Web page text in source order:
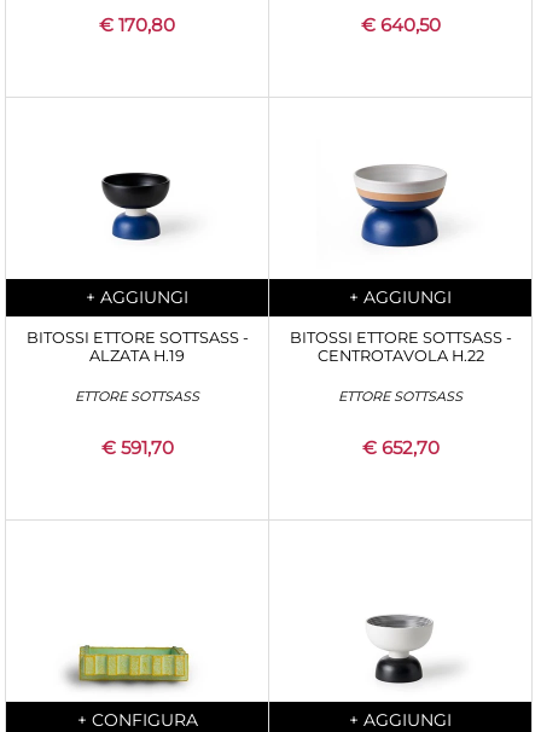
€ 170,80 € 640,50
Quantità
+ AGGIUNGI
BITOSSI ETTORE SOTTSASS -
ALZATA H.19
ETTORE SOTTSASS
€ 591,70
Quantità
+ AGGIUNGI
BITOSSI ETTORE SOTTSASS -
CENTROTAVOLA H.22
ETTORE SOTTSASS
€ 652,70
Quantità
+ CONFIGURA Quantità
+ AGGIUNGI